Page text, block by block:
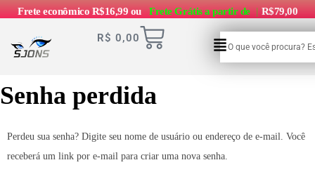
Frete econômico R$16,99 ou Frete Grátis a partir de | R$79,00
R$ 0,00
Senha perdida
Perdeu sua senha? Digite seu nome de usuário ou endereço de e-mail. Você
receberá um link por e-mail para criar uma nova senha.